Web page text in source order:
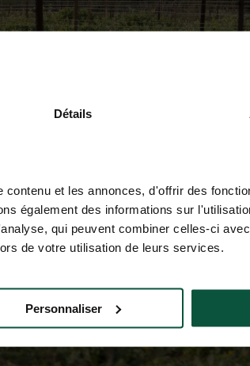
Détails
et les annonces, d'offrir des
également des informations sur
qui peuvent combiner celles-ci
de votre utilisation de leurs services.
Personnaliser